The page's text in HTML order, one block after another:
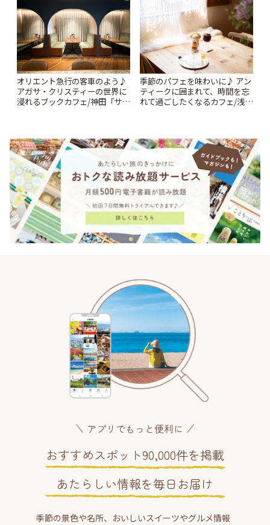
オリエント急行の客車のよう♪
アガサ・クリスティーの世界に
浸れるブックカフェ/神田「サロ
季節のパフェを味わいに♪ アン
ティークに囲まれて、時間を忘
れて過ごしたくなるカフェ/浅草
アプリでもっと便利に
おすすめスポット90,000件を掲載
あたらしい情報を毎日お届け
季節の景色や名所、おいしいスイーツやグルメ情報